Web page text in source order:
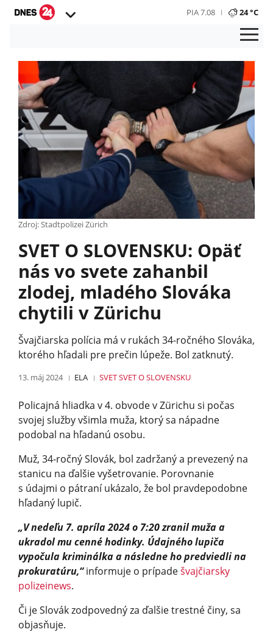
PIA 7.08 24 °C
Zdroj: Stadtpolizei Zürich
SVET O SLOVENSKU: Opäť
nás vo svete zahanbil
zlodej, mladého Slováka
chytili v Zürichu
Švajčiarska polícia má v rukách 34-ročného Slováka,
ktorého hľadali pre prečin lúpeže. Bol zatknutý.
13. máj 2024 ELA SVETSVET O SLOVENSKU
Policajná hliadka v 4. obvode v Zürichu si počas
svojej služby všimla muža, ktorý sa nápadne
podobal na hľadanú osobu.
Muž, 34-ročný Slovák, bol zadržaný a prevezený na
stanicu na ďalšie vyšetrovanie. Porovnanie
s údajmi o pátraní ukázalo, že bol pravdepodobne
hľadaný lupič.
„V nedeľu 7. apríla 2024 o 7:20 zranil muža a
ukradol mu cenné hodinky. Údajného lupiča
vypočula kriminálka a následne ho predviedli na
prokuratúru,“informuje o prípadešvajčiarsky
polizeinews.
Či je Slovák zodpovedný za ďalšie trestné činy, sa
objasňuje.